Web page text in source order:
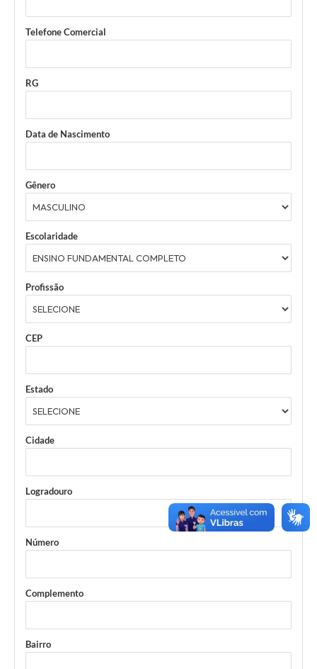
Telefone Comercial
RG
Data de Nascimento
Gênero
Escolaridade
Profissão
CEP
Estado
Cidade
Logradouro
Número
Complemento
Bairro